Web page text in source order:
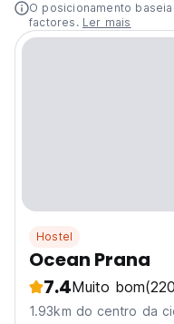
O posicionamento
factores. Ler mais
Hostel
Ocean Prana
7.4Muito bom
1.93km do centro da